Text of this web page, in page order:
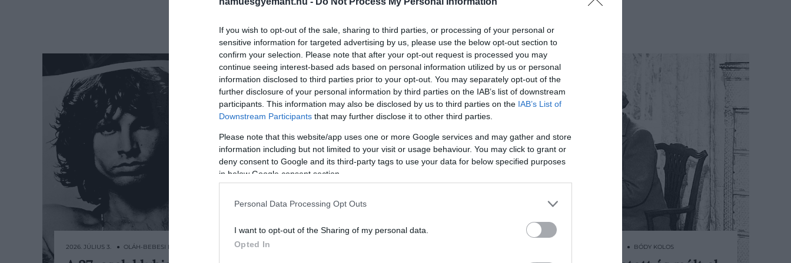
If you wish to opt-out of the sale, sharing to third parties, or processing of your personal or
sensitive information for targeted advertising by us, please use the below opt-out section to
confirm your selection. Please note that after your opt-out request is processed you may
continue seeing interest-based ads based on personal information utilized by us or personal
information disclosed to third parties prior to your opt-out. You may separately opt-out of the
further disclosure of your personal information by third parties on the IAB’s list of downstream
participants. This information may also be disclosed by us to third parties on the IAB’s List of
Downstream Participants that may further disclose it to other third parties.
Please note that this website/app uses one or more Google services and may gather and store
information including but not limited to your visit or usage behaviour. You may click to grant or
deny consent to Google and its third-party tags to use your data for below specified purposes
in below Google consent section.
Personal Data Processing Opt Outs
I want to opt-out of the Sharing of my personal data.
Opted In
2026. JÚLIUS 3. ● OLÁH-BEBESI BORBÁLA 2025. SZEPTEMBER 15. ● BÓDY KOLOS
2025. AUGUSZTUS 28. ● OLÁH-BEBESI BORBÁLA